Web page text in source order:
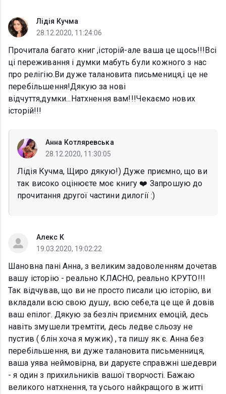
Лідія Кучма
28.12.2020, 11:24:06
Прочитала багато книг ,історій-але ваша це щось!!!Всі
ці переживання і думки мабуть були кожного з нас
про релігію.Ви дуже талановита письмениця,і це не
перебільшення!Дякую за нові
відчуття,думки...Натхнення вам!!!Чекаємо нових
історій!!!
Анна Котляревська
28.12.2020, 11:30:05
Лідія Кучма, Щиро дякую!) Дуже приємно, що ви
так високо оцінюєте моє книгу ❤️ Запрошую до
прочитання другої частини дилогії :)
Алекс К
19.03.2020, 19:02:22
Шановна пані Анна, з великим задоволенням дочетав
вашу історію - реально КЛАСНО, реально КРУТО!!!
Так відчував, що ви не просто писали цю історію, ви
вкладали всю свою душу, всю себе,та це ще й довів
ваш епілог. Дякую за безліч приємних емоцій, десь
навіть змушели тремтіти, десь ледве сльозу не
пустив ( блін хоча я мужик) , та пишу як є. Анна без
перебільшення, ви дуже талановита письменниця,
ваша уява неймовірна, ви даруєте справжні шедеври
- я один з прихильників вашої творчості. Бажаю
великого натхнення, та усього найкращого в житті